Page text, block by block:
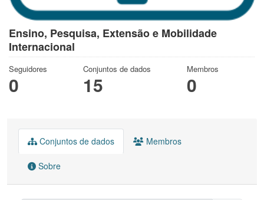
Ensino, Pesquisa, Extensão e Mobilidade
Internacional
Seguidores
0
Conjuntos de dados
15
Membros
0
Conjuntos de dados Membros
Sobre